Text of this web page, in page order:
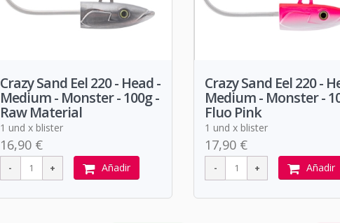
Crazy Sand Eel 220 - Head -
Medium - Monster - 100g -
Raw Material
1 und x blister
16,90 €
Añadir
Crazy Sand Eel 220 -
Medium - Monster -
Fluo Pink
1 und x blister
17,90 €
Añadir